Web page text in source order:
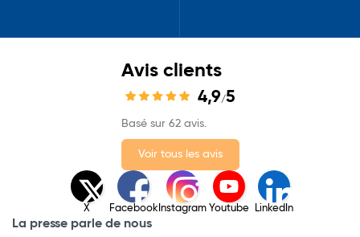
Avis clients
4,9/5
Basé sur 62 avis.
Voir tous les avis
X Facebook Instagram Youtube LinkedIn
La presse parle de nous